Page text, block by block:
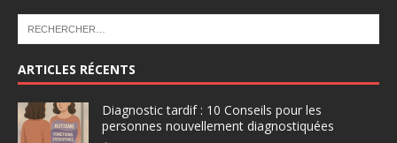
ARTICLES RÉCENTS
Diagnostic tardif : 10 Conseils pour les
personnes nouvellement diagnostiquées